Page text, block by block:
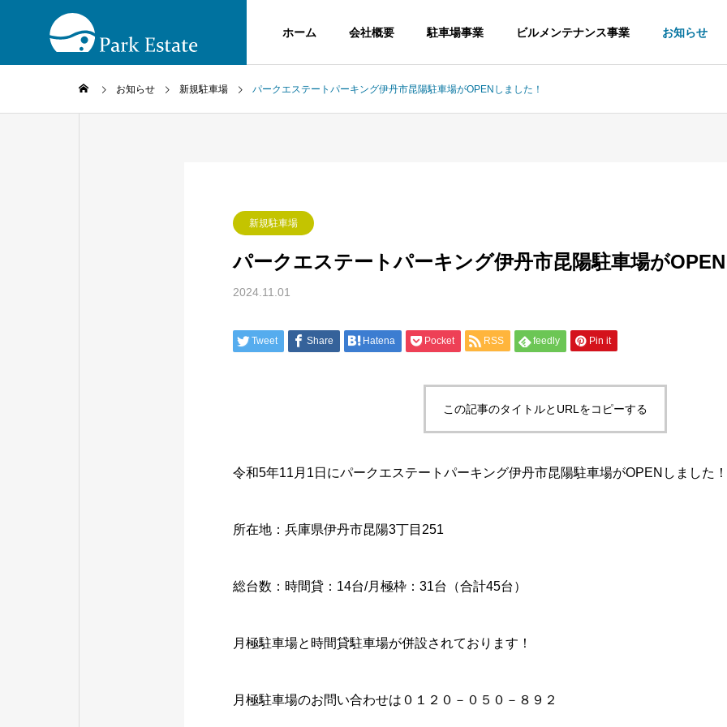
ホーム 会社概要 駐車場事業 ビルメンテナンス事業 お知らせ
お知らせ 新規駐車場 パークエステートパーキング伊丹市昆陽駐車場がOPENしました！
新規駐車場
パークエステートパーキング伊丹市昆陽駐車場が
2024.11.01
Tweet Share Hatena Pocket RSS feedly Pin it
この記事のタイトルとURLをコピーする
令和5年11月1日にパークエステートパーキング伊丹市昆陽駐車場がOPENしました！
所在地：兵庫県伊丹市昆陽3丁目251
総台数：時間貸：14台/月極枠：31台（合計45台）
月極駐車場と時間貸駐車場が併設されております！
月極駐車場のお問い合わせは０１２０－０５０－８９２